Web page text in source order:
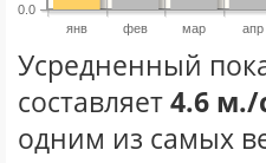
янв фев мар апр
0.0
Усредненный
составляет4.6 м./
одним из самых